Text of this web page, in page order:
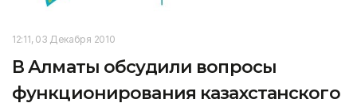
12:11, 03 Декабря 2010
В Алматы обсудили вопросы
функционирования казахстанского